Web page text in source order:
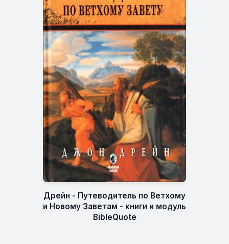
Дрейн - Путеводитель по Ветхому
и Новому Заветам - книги и модуль
BibleQuote